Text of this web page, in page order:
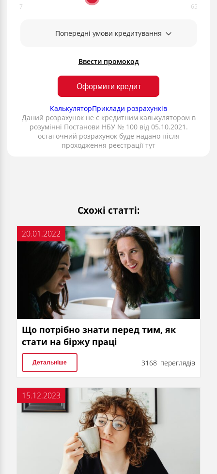
Попередні умови кредитування
Ввести промокод
Оформити кредит
КалькуляторПриклади розрахунків
Даний розрахунок не є кредитним калькулятором в
розумінні Постанови НБУ № 100 від 05.10.2021.
остаточний розрахунок буде надано після
проходження реєстрації тут
Схожі статті:
20.01.2022
Що потрібно знати перед тим, як
стати на біржу праці
Детальніше 3168 переглядів
15.12.2023